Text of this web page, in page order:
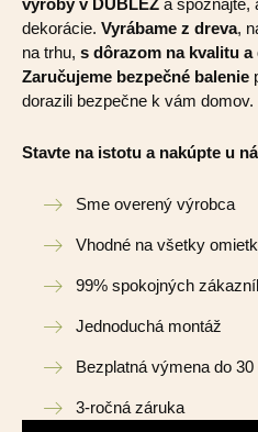
dekorácie. Vyrábame z dreva,
na trhu, s dôrazom na kvalitu a
Zaručujeme bezpečné balenie
dorazili bezpečne k vám domov.
Stavte na istotu a nakúpte u
Sme overený výrobca
Vhodné na všetky
99% spokojných
Jednoduchá montáž
Bezplatná výmena do 30
3-ročná záruka